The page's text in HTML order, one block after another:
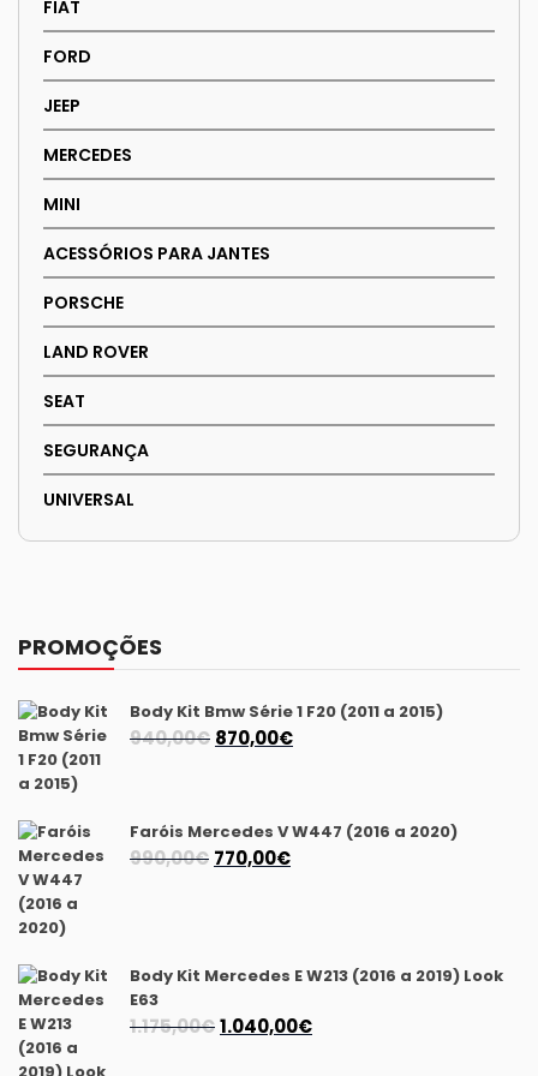
FIAT
FORD
JEEP
MERCEDES
MINI
ACESSÓRIOS PARA JANTES
PORSCHE
LAND ROVER
SEAT
SEGURANÇA
UNIVERSAL
PROMOÇÕES
Body Kit Bmw Série 1 F20 (2011 a 2015)
940,00€ O
era:
940,00€.
870,00€O
é:
Faróis Mercedes V W447 (2016 a 2020)
990,00€ O
990,00€.
770,00€O
770,00€.
Body Kit Mercedes E W213 (2016 a 2019) Look
E63
1.175,00€O
1.040,00€O